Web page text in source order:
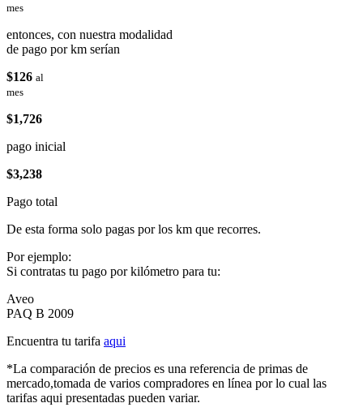
mes
entonces, con nuestra modalidad
de pago por km serían
$126 al
mes
$1,726
pago inicial
$3,238
Pago total
De esta forma solo pagas por los km que recorres.
Por ejemplo:
Si contratas tu pago por kilómetro para tu:
Aveo
PAQ B 2009
Encuentra tu tarifa aqui
*La comparación de precios es una referencia de primas de
mercado,tomada de varios compradores en línea por lo cual las
tarifas aqui presentadas pueden variar.